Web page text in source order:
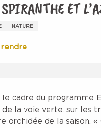
ET
NATURE
rendre
cadre du programme
la voie verte, sur les
orchidée de la saison. «